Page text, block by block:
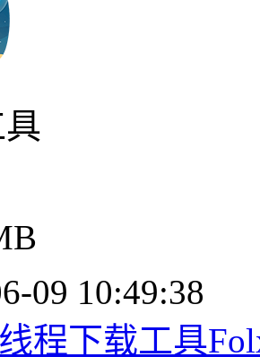
09 10:49:38
程下载工具